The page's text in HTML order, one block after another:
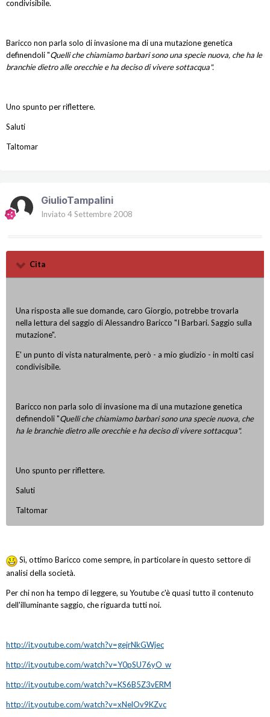
condivisibile.
Baricco non parla solo di invasione ma di una mutazione genetica
definendoli "Quelli che chiamiamo barbari sono una specie nuova, che ha le
branchie dietro alle orecchie e ha deciso di vivere sottacqua".
Uno spunto per riflettere.
Saluti
Taltomar
GiulioTampalini
Inviato 4 Settembre 2008
Cita
Una risposta alle sue domande, caro Giorgio, potrebbe trovarla
nella lettura del saggio di Alessandro Baricco "I Barbari. Saggio sulla
mutazione".
E' un punto di vista naturalmente, però - a mio giudizio - in molti casi
condivisibile.
Baricco non parla solo di invasione ma di una mutazione genetica
definendoli "Quelli che chiamiamo barbari sono una specie nuova, che
ha le branchie dietro alle orecchie e ha deciso di vivere sottacqua".
Uno spunto per riflettere.
Saluti
Taltomar
Sì, ottimo Baricco come sempre, in particolare in questo settore di
analisi della società.
Per chi non ha tempo di leggere, su Youtube c'è quasi tutto il contenuto
dell'illuminante saggio, che riguarda tutti noi.
http://it.youtube.com/watch?v=gejrNkGWjec
http://it.youtube.com/watch?v=Y0pSU76yO_w
http://it.youtube.com/watch?v=KS6B5Z3vERM
http://it.youtube.com/watch?v=xNelOv9KZvc